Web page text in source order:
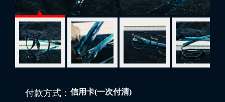
付款方式： 信用卡(一次付清)